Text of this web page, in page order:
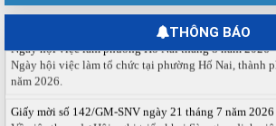
THÔNG BÁO
tháng 08 năm 2026.
Ngày hội việc làm phường Hố Nai tháng 8 năm 2026
Ngày hội việc làm tổ chức tại phường Hố Nai, thành
năm 2026.
Về việc tham dự Hội nghị triển khai Sàn giao dịch